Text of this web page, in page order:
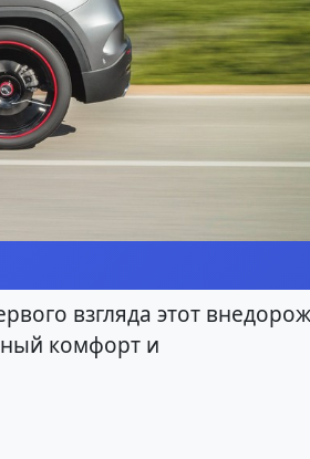
взгляда этот
комфорт и